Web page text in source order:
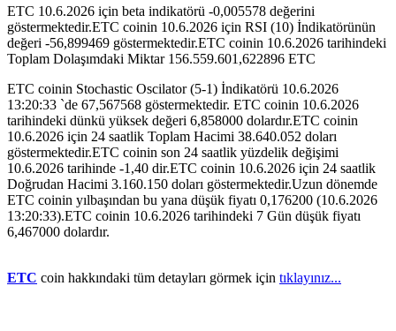
ETC 10.6.2026 için beta indikatörü -0,005578 değerini
göstermektedir.ETC coinin 10.6.2026 için RSI (10) İndikatörünün
değeri -56,899469 göstermektedir.ETC coinin 10.6.2026 tarihindeki
Toplam Dolaşımdaki Miktar 156.559.601,622896 ETC
ETC coinin Stochastic Oscilator (5-1) İndikatörü 10.6.2026
13:20:33 `de 67,567568 göstermektedir. ETC coinin 10.6.2026
tarihindeki dünkü yüksek değeri 6,858000 dolardır.ETC coinin
10.6.2026 için 24 saatlik Toplam Hacimi 38.640.052 doları
göstermektedir.ETC coinin son 24 saatlik yüzdelik değişimi
10.6.2026 tarihinde -1,40 dir.ETC coinin 10.6.2026 için 24 saatlik
Doğrudan Hacimi 3.160.150 doları göstermektedir.Uzun dönemde
ETC coinin yılbaşından bu yana düşük fiyatı 0,176200 (10.6.2026
13:20:33).ETC coinin 10.6.2026 tarihindeki 7 Gün düşük fiyatı
6,467000 dolardır.
ETC coin hakkındaki tüm detayları görmek için tıklayınız...